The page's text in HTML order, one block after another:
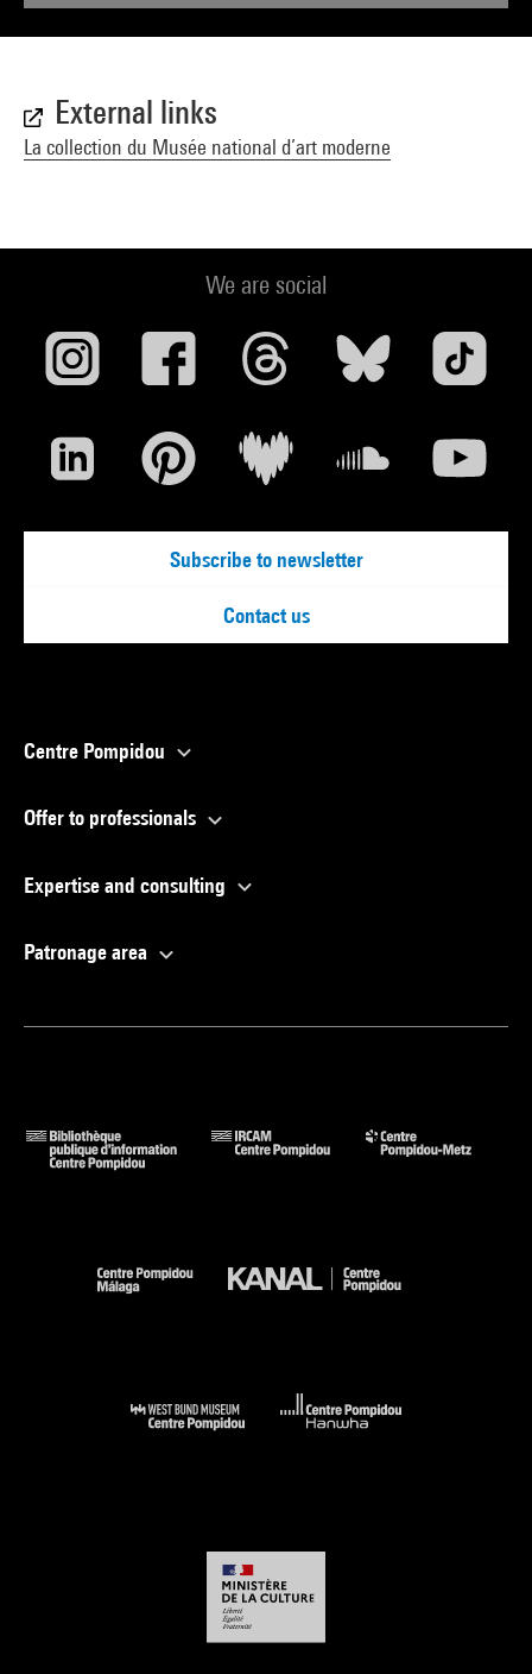
External links
La collection du Musée national d’art moderne
We are social
Subscribe to newsletter
Contact us
Centre Pompidou
Offer to professionals
Expertise and consulting
Patronage area